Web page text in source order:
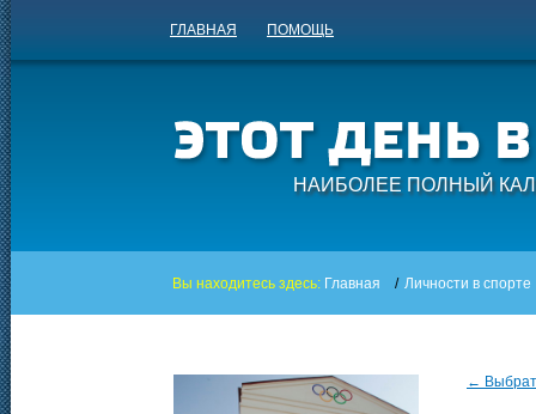
ГЛАВНАЯ ПОМОЩЬ
НАИБОЛЕЕ ПОЛНЫЙ
Вы находитесь здесь: Главная / Личности в спорте
←